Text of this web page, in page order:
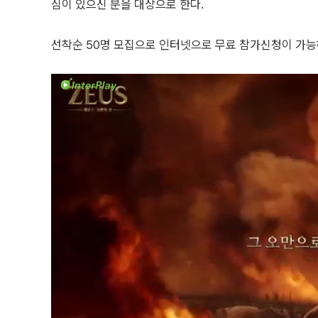
심이 있으신 분을 대상으로 한다.
선착순 50명 모집으로 인터넷으로 무료 참가신청이 가